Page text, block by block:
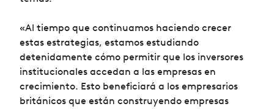
«Al tiempo que continuamos haciendo crecer
estas estrategias, estamos estudiando
detenidamente cómo permitir que los inversores
institucionales accedan a las empresas en
crecimiento. Esto beneficiará a los empresarios
británicos que están construyendo empresas